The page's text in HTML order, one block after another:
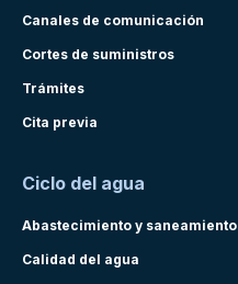
Canales de comunicación
Cortes de suministros
Trámites
Cita previa
Ciclo del agua
Abastecimiento y saneamiento
Calidad del agua